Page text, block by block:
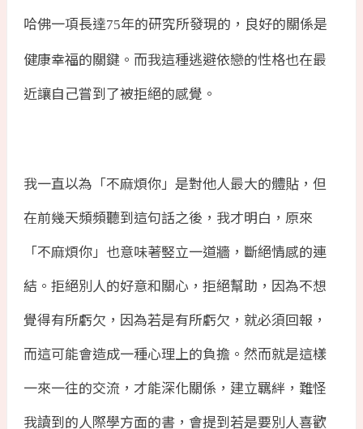
哈佛一項長達75年的研究所發現的，良好的關係是
健康幸福的關鍵。而我這種逃避依戀的性格也在最
近讓自己嘗到了被拒絕的感覺。
我一直以為「不麻煩你」是對他人最大的體貼，但
在前幾天頻頻聽到這句話之後，我才明白，原來
「不麻煩你」也意味著竪立一道牆，斷絕情感的連
結。拒絕別人的好意和關心，拒絕幫助，因為不想
覺得有所虧欠，因為若是有所虧欠，就必須回報，
而這可能會造成一種心理上的負擔。然而就是這樣
一來一往的交流，才能深化關係，建立羈絆，難怪
我讀到的人際學方面的書，會提到若是要別人喜歡